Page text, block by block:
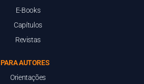
E-Books
Capítulos
Revistas
PARA AUTORES
Orientações